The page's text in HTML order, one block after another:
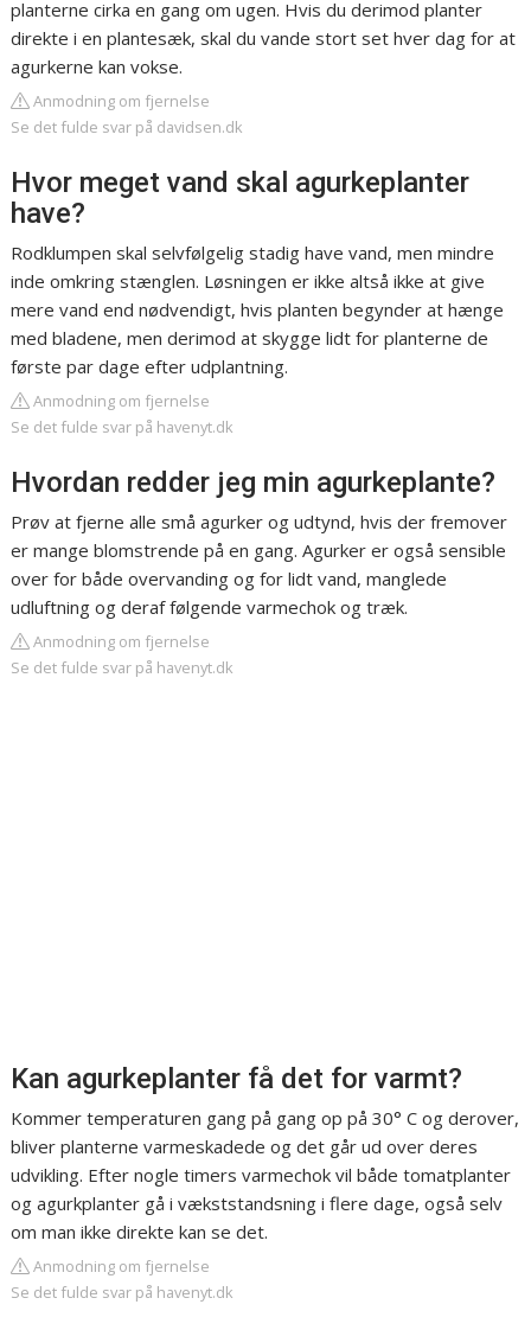
planterne cirka en gang om ugen. Hvis du derimod planter
direkte i en plantesæk, skal du vande stort set hver dag for at
agurkerne kan vokse.
Anmodning om fjernelse
Se det fulde svar på davidsen.dk
Hvor meget vand skal agurkeplanter
have?
Rodklumpen skal selvfølgelig stadig have vand, men mindre
inde omkring stænglen. Løsningen er ikke altså ikke at give
mere vand end nødvendigt, hvis planten begynder at hænge
med bladene, men derimod at skygge lidt for planterne de
første par dage efter udplantning.
Anmodning om fjernelse
Se det fulde svar på havenyt.dk
Hvordan redder jeg min agurkeplante?
Prøv at fjerne alle små agurker og udtynd, hvis der fremover
er mange blomstrende på en gang. Agurker er også sensible
over for både overvanding og for lidt vand, manglede
udluftning og deraf følgende varmechok og træk.
Anmodning om fjernelse
Se det fulde svar på havenyt.dk
Kan agurkeplanter få det for varmt?
Kommer temperaturen gang på gang op på 30° C og derover,
bliver planterne varmeskadede og det går ud over deres
udvikling. Efter nogle timers varmechok vil både tomatplanter
og agurkplanter gå i vækststandsning i flere dage, også selv
om man ikke direkte kan se det.
Anmodning om fjernelse
Se det fulde svar på havenyt.dk